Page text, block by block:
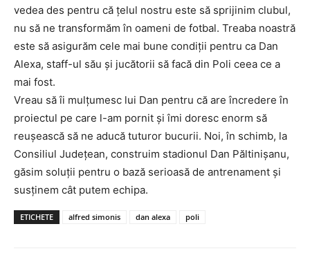
vedea des pentru că țelul nostru este să sprijinim clubul,
nu să ne transformăm în oameni de fotbal. Treaba noastră
este să asigurăm cele mai bune condiții pentru ca Dan
Alexa, staff-ul său și jucătorii să facă din Poli ceea ce a
mai fost.
Vreau să îi mulțumesc lui Dan pentru că are încredere în
proiectul pe care l-am pornit și îmi doresc enorm să
reușească să ne aducă tuturor bucurii. Noi, în schimb, la
Consiliul Județean, construim stadionul Dan Păltinișanu,
găsim soluții pentru o bază serioasă de antrenament și
susținem cât putem echipa.
ETICHETE alfred simonis dan alexa poli